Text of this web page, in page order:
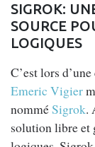
SIGROK:
SOURCE
LOGIQUES
C’est lors
Emeric Vigier
nomméSigrok.
solution libre et